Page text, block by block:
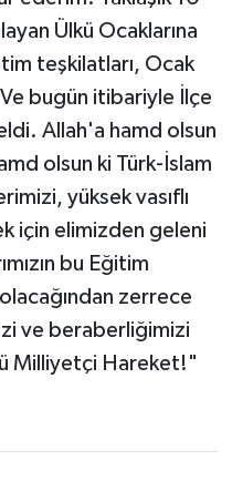
Ülkü Ocaklarına
teşkilatları, Ocak
bugün itibariyle İlçe
Allah'a hamd olsun
olsun ki Türk-İslam
yüksek vasıflı
için elimizden geleni
bu Eğitim
zerrece
ve beraberliğimizi
Milliyetçi Hareket!"